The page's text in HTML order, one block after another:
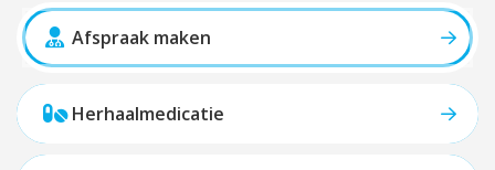
Afspraak maken
Herhaalmedicatie